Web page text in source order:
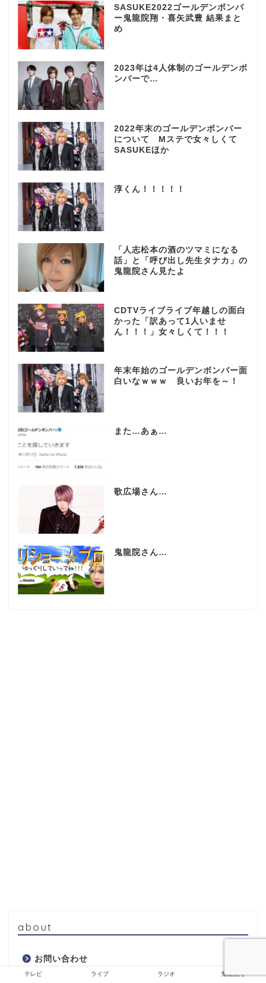
SASUKE2022ゴールデンボンバ
ー鬼龍院翔・喜矢武豊 結果まと
め
2023年は4人体制のゴールデンボ
ンバーで…
2022年末のゴールデンボンバー
について Mステで女々しくて
SASUKEほか
淳くん！！！！！
「人志松本の酒のツマミになる
話」と「呼び出し先生タナカ」の
鬼龍院さん見たよ
CDTVライブライブ年越しの面白
かった「訳あって1人いませ
ん！！！」女々しくて！！！
年末年始のゴールデンボンバー面
白いなｗｗｗ 良いお年を～！
また…あぁ…
歌広場さん…
鬼龍院さん…
about
お問い合わせ
テレビ ライブ ラジオ 鬼龍院翔